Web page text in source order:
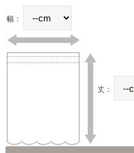
幅：
丈：